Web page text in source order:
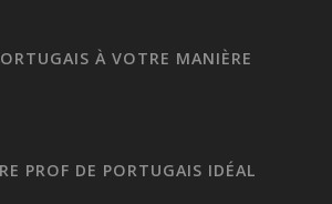
À VOTRE MANIÈRE
PROF DE PORTUGAIS IDÉAL